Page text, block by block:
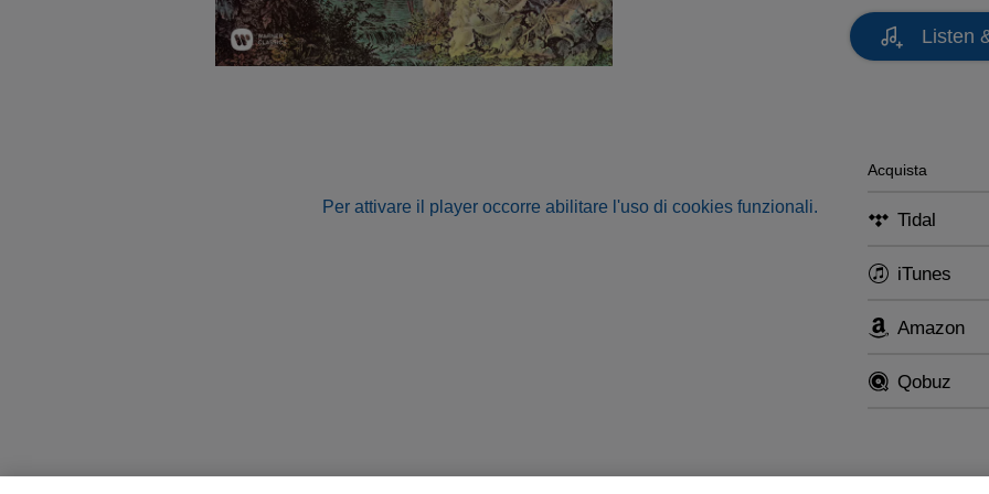
Listen
Per attivare il player occorre abilitare l'uso di cookies funzionali.
Acquista
Tidal
iTunes
Amazon
Qobuz